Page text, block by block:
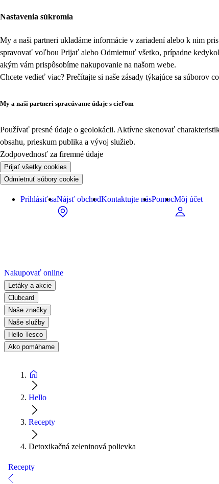
Nastavenia súkromia
My a naši partneri ukladáme informácie v zariadení alebo k nim
spravovať voľbou Prijať alebo Odmietnuť všetko, prípadne
akým vám prispôsobíme nakupovanie na našom webe.
Chcete vedieť viac? Prečítajte si naše zásady týkajúce sa súborov
My a naši partneri spracúvame údaje s cieľom
Používať presné údaje o geolokácii. Aktívne skenovať
obsahu, prieskum publika a vývoj služieb.
Zodpovednosť za firemné údaje
Prijať všetky cookies
Odmietnuť súbory cookie
Prihlásiť saNájsť obchodKontaktujte násPomocMôj účet
Nakupovať online
Letáky a akcie
Clubcard
Naše značky
Naše služby
Hello Tesco
Ako pomáhame
Hello
Recepty
Detoxikačná zeleninová polievka
Recepty